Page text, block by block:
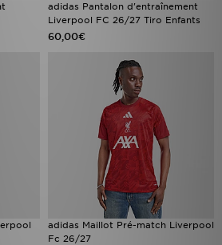
adidas Pantalon d'entraînement
Liverpool FC 26/27 Tiro Enfants
60,00€
adidas Maillot Pré-match Liverpool
Fc 26/27